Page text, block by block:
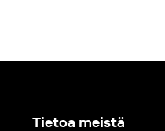
Tietoa meistä